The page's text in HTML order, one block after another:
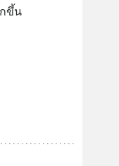
ขึ้น